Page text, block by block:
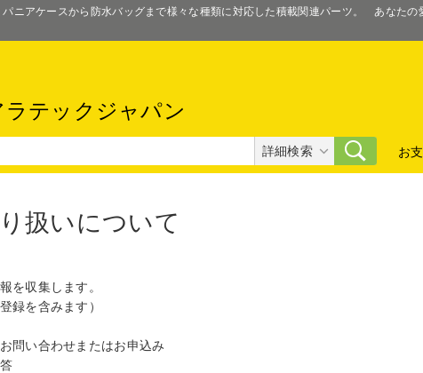
ニアケースから防水バッグまで様々な種類に対応した積載関連パーツ。 あなた
ラテックジャパン
お
詳細検索
扱いについて
を収集します。
録を含みます）
問い合わせまたはお申込み